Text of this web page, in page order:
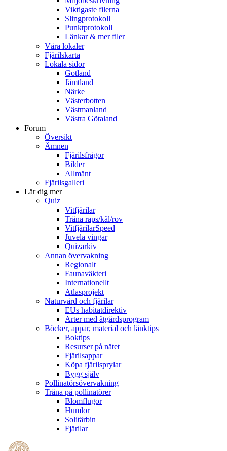
Viktigaste filerna
Slingprotokoll
Punktprotokoll
Länkar & mer filer
Våra lokaler
Fjärilskarta
Lokala sidor
Gotland
Jämtland
Närke
Västerbotten
Västmanland
Västra Götaland
Forum
Översikt
Ämnen
Fjärilsfrågor
Bilder
Allmänt
Fjärilsgalleri
Lär dig mer
Quiz
Vitfjärilar
Träna raps/kål/rov
VitfjärilarSpeed
Juvela vingar
Quizarkiv
Annan övervakning
Regionalt
Faunaväkteri
Internationellt
Atlasprojekt
Naturvård och fjärilar
EUs habitatdirektiv
Arter med åtgärdsprogram
Böcker, appar, material och länktips
Boktips
Resurser på nätet
Fjärilsappar
Köpa fjärilsprylar
Bygg själv
Pollinatörsövervakning
Träna på pollinatörer
Blomflugor
Humlor
Solitärbin
Fjärilar